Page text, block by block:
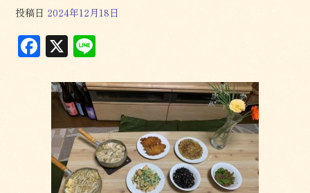
投稿日 2024年12月18日
F
c
b
o
X
e